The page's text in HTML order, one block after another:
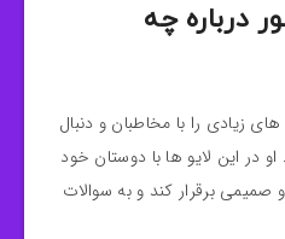
درباره چه
زیادی را با مخاطبان و دنبال
در این لایو ها با دوستان خود
برقرار کند و به سوالات